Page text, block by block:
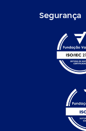
Segurança